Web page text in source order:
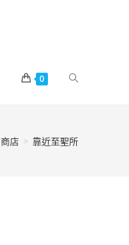
0
商店 > 靠近至聖所